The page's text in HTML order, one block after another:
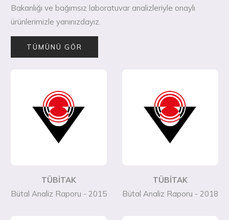
Bakanlığı ve bağımsız laboratuvar analizleriyle onaylı
ürünlerimizle yanınızdayız.
TÜMÜNÜ GÖR
TÜBİTAK
Bütal Analiz Raporu - 2015
TÜBİTAK
Bütal Analiz Raporu - 2018